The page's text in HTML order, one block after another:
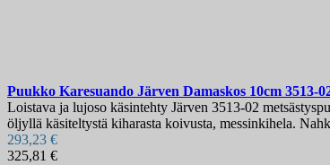
Puukko Karesuando Järven Damaskos 10cm 3513-
Loistava ja lujoso käsintehty Järven 3513-02
öljyllä käsiteltystä kiharasta koivusta, messinkihela.
293,23 €
325,81 €